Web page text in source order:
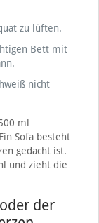
zu lüften.
Bett mit
nicht
ml
Sofa besteht
gedacht ist.
und zieht die
der